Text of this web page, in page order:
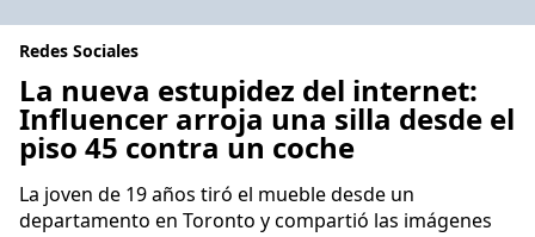
Redes Sociales
La nueva estupidez del internet:
Influencer arroja una silla desde el
piso 45 contra un coche
La joven de 19 años tiró el mueble desde un
departamento en Toronto y compartió las imágenes